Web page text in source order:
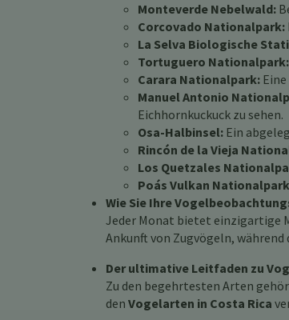
Monteverde Nebelwald:
Corcovado Nationalpark:
La Selva Biologische
Tortuguero Nationalpark:
Carara Nationalpark:
Manuel Antonio
Eichhornkuckuck zu sehen.
Osa-Halbinsel: Ein
Rincón de la Vieja
Los Quetzales
Poás Vulkan
Wie Sie Ihre
Jeder Monat bietet einzigartige
Ankunft von Zugvögeln,
Der ultimative Leitfaden zu
Zu den begehrtesten Arten
den Vogelarten in Costa Rica